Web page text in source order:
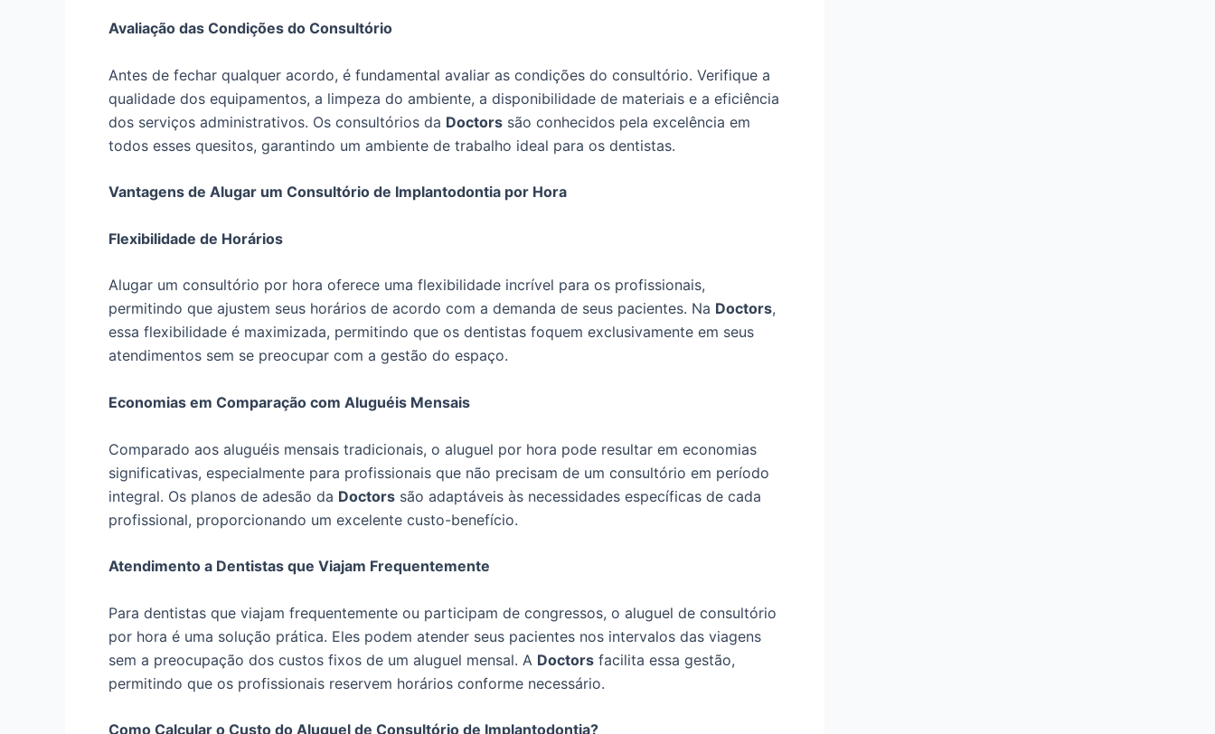
Avaliação das Condições do Consultório
Antes de fechar qualquer acordo, é fundamental avaliar as condições do consultório. Verifique a
qualidade dos equipamentos, a limpeza do ambiente, a disponibilidade de materiais e a eficiência
dos serviços administrativos. Os consultórios da Doctors são conhecidos pela excelência em
todos esses quesitos, garantindo um ambiente de trabalho ideal para os dentistas.
Vantagens de Alugar um Consultório de Implantodontia por Hora
Flexibilidade de Horários
Alugar um consultório por hora oferece uma flexibilidade incrível para os profissionais,
permitindo que ajustem seus horários de acordo com a demanda de seus pacientes. Na Doctors,
essa flexibilidade é maximizada, permitindo que os dentistas foquem exclusivamente em seus
atendimentos sem se preocupar com a gestão do espaço.
Economias em Comparação com Aluguéis Mensais
Comparado aos aluguéis mensais tradicionais, o aluguel por hora pode resultar em economias
significativas, especialmente para profissionais que não precisam de um consultório em período
integral. Os planos de adesão da Doctors são adaptáveis às necessidades específicas de cada
profissional, proporcionando um excelente custo-benefício.
Atendimento a Dentistas que Viajam Frequentemente
Para dentistas que viajam frequentemente ou participam de congressos, o aluguel de consultório
por hora é uma solução prática. Eles podem atender seus pacientes nos intervalos das viagens
sem a preocupação dos custos fixos de um aluguel mensal. A Doctors facilita essa gestão,
permitindo que os profissionais reservem horários conforme necessário.
Como Calcular o Custo do Aluguel de Consultório de Implantodontia?